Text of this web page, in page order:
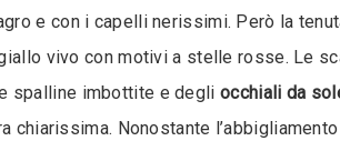
e con i capelli nerissimi. Però la
vivo con motivi a stelle rosse. Le
spalline imbottite e degli occhiali da
Nonostante